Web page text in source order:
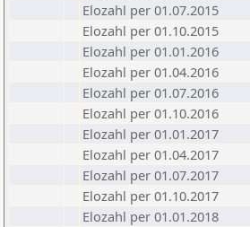
Elozahl per 01.07.2015
Elozahl per 01.10.2015
Elozahl per 01.01.2016
Elozahl per 01.04.2016
Elozahl per 01.07.2016
Elozahl per 01.10.2016
Elozahl per 01.01.2017
Elozahl per 01.04.2017
Elozahl per 01.07.2017
Elozahl per 01.10.2017
Elozahl per 01.01.2018